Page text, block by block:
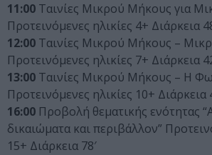
11:00 Ταινίες Μικρού Μήκους για
Προτεινόμενες ηλικίες 4+ Διάρκεια
12:00 Ταινίες Μικρού Μήκους –
Προτεινόμενες ηλικίες 7+ Διάρκεια
13:00 Ταινίες Μικρού Μήκους – Η
Προτεινόμενες ηλικίες 10+ Διάρκεια
16:00 Προβολή θεματικής ενότητας
δικαιώματα και περιβάλλον”
15+ Διάρκεια 78′